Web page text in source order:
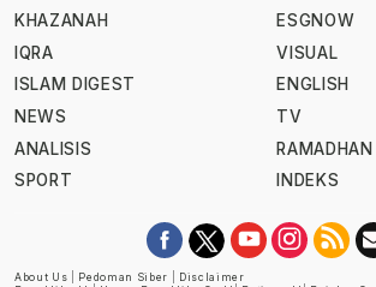
KHAZANAH
IQRA
ISLAM DIGEST
NEWS
ANALISIS
SPORT
ESGNOW
VISUAL
ENGLISH
TV
RAMADHAN
INDEKS
About Us Pedoman Siber
Disclaimer